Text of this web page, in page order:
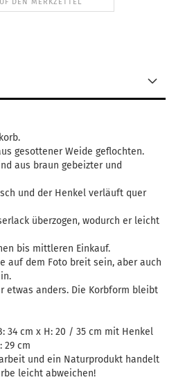
gesottener Weide geflochten.
aus braun gebeizter und
und der Henkel verläuft quer
überzogen, wodurch er leicht
bis mittleren Einkauf.
auf dem Foto breit sein, aber auch
etwas anders. Die Korbform bleibt
34 cm x H: 20 / 35 cm mit Henkel
29 cm
und ein Naturprodukt handelt
leicht abweichen!